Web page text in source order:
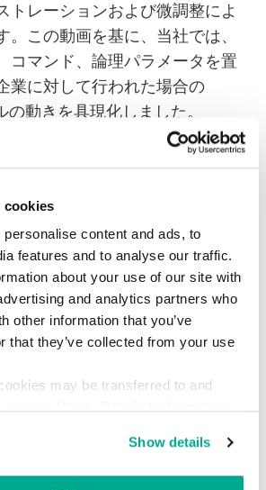
cookies
content and ads, to
features and to analyse our traffic.
about your use of our site with
and analytics partners who
other information that you’ve
that they’ve collected from your use
may be transferred to and
Show details
トレーションおよび微調整によ
。この動画を基に、当社では、
コマンド、論理パラメータを置
業に対して行われた場合の
動きを具現化しました。
に機能するか、以下の動画でご